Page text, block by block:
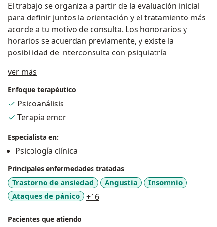
El trabajo se organiza a partir de la evaluación inicial
para definir juntos la orientación y el tratamiento más
acorde a tu motivo de consulta. Los honorarios y
horarios se acuerdan previamente, y existe la
posibilidad de interconsulta con psiquiatría
ver más
Enfoque terapéutico
Psicoanálisis
Terapia emdr
Especialista en:
Psicología clínica
Principales enfermedades tratadas
Trastorno de ansiedad Angustia
Insomnio
Ataques de pánico
+16a11y_sr_more_diseases
Pacientes que atiendo